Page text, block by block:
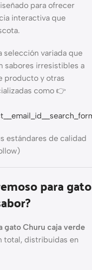
para ofrecer
interactiva que
selección variada que
sabores irresistibles a
producto y otras
como 👉
estándares de calidad
para gato
gato Churu caja verde
total, distribuidas en